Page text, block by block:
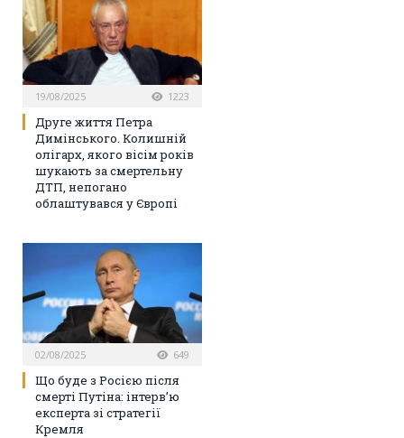
19/08/2025 1223
Друге життя Петра
Димінського. Колишній
олігарх, якого вісім років
шукають за смертельну
ДТП, непогано
облаштувався у Європі
02/08/2025 649
Що буде з Росією після
смерті Путіна: інтерв’ю
експерта зі стратегії
Кремля